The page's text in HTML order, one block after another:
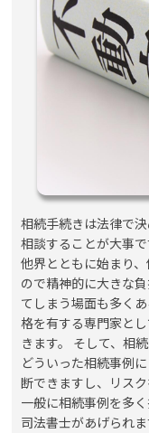
相続手続きは法律で
相談することが大事
他界とともに始まり
ので精神的に大きな
てしまう場面も多く
格を有する専門家と
きます。 そして、相
どういった相続事例
断できますし、リス
一般に相続事例を多
司法書士があげられま